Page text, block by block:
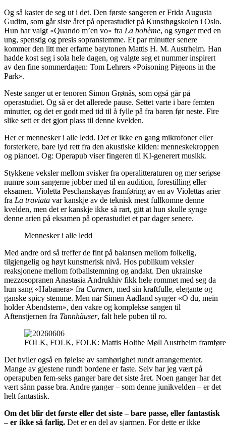
Og så kaster de seg ut i det. Den første sangeren er Frida Augusta
Gudim, som går siste året på operastudiet på Kunsthøgskolen i Oslo.
Hun har valgt «Quando m’en vo» fra La bohème, og synger med en
ung, spenstig og presis sopranstemme. Et par minutter senere
kommer den litt mer erfarne barytonen Mattis H. M. Austrheim. Han
hadde kost seg i sola hele dagen, og valgte seg et nummer inspirert
av den fine sommerdagen: Tom Lehrers «Poisoning Pigeons in the
Park».
Neste sanger ut er tenoren Simon Grønås, som også går på
operastudiet. Og så er det allerede pause. Settet varte i bare femten
minutter, og det er godt med tid til å fylle på fra baren før neste. Fire
slike sett er det gjort plass til denne kvelden.
Her er mennesker i alle ledd. Det er ikke en gang mikrofoner eller
forsterkere, bare lyd rett fra den akustiske kilden: menneskekroppen
og pianoet. Og: Operapub viser fingeren til KI-generert musikk.
Stykkene veksler mellom svisker fra operalitteraturen og mer seriøse
numre som sangerne jobber med til en audition, forestilling eller
eksamen. Violetta Peschanskayas framføring av en av Violettas arier
fra La traviata var kanskje av de teknisk mest fullkomne denne
kvelden, men det er kanskje ikke så rart, gitt at hun skulle synge
denne arien på eksamen på operastudiet et par dager senere.
Mennesker i alle ledd
Med andre ord så treffer de fint på balansen mellom folkelig,
tilgjengelig og høyt kunstnerisk nivå. Hos publikum veksler
reaksjonene mellom fotballstemning og andakt. Den ukrainske
mezzosopranen Anastasia Andrukhiv fikk hele rommet med seg da
hun sang «Habanera» fra Carmen, med sin kraftfulle, elegante og
ganske spicy stemme. Men når Simen Aadland synger «O du, mein
holder Abendstern», den vakre og komplekse sangen til
Aftenstjernen fra Tannhäuser, falt hele puben til ro.
FOLK, FOLK, FOLK: Mattis Holthe Møll Austrheim
Det hviler også en følelse av samhørighet rundt arrangementet.
Mange av gjestene rundt bordene er faste. Selv har jeg vært på
operapuben fem-seks ganger bare det siste året. Noen ganger har det
vært sånn passe bra. Andre ganger – som denne junikvelden – er det
helt fantastisk.
Om det blir det første eller det siste – bare passe, eller fantastisk
– er ikke så farlig. Det er en del av sjarmen. For dette er ikke